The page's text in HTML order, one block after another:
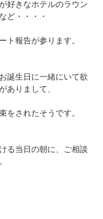
好きなホテルのラウン
ど・・・・
ト報告が参ります。
誕生日に一緒にいて欲
ありまして、
をされたそうです。
る当日の朝に、ご相談